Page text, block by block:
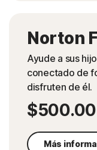
Norton
Ayude a sus
conectado de
disfruten de él.
$500.00
Más